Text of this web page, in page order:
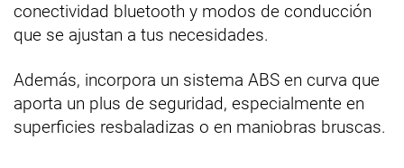
conectividad bluetooth y modos de conducción
que se ajustan a tus necesidades.
Además, incorpora un sistema ABS en curva que
aporta un plus de seguridad, especialmente en
superficies resbaladizas o en maniobras bruscas.